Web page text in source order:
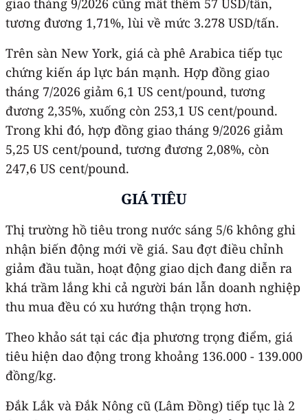
tương đương 1,71%, lùi về mức 3.278 USD/tấn.
Trên sàn New York, giá cà phê Arabica tiếp tục
chứng kiến áp lực bán mạnh. Hợp đồng giao
tháng 7/2026 giảm 6,1 US cent/pound, tương
đương 2,35%, xuống còn 253,1 US cent/pound.
Trong khi đó, hợp đồng giao tháng 9/2026 giảm
5,25 US cent/pound, tương đương 2,08%, còn
247,6 US cent/pound.
GIÁ TIÊU
Thị trường hồ tiêu trong nước sáng 5/6 không ghi
nhận biến động mới về giá. Sau đợt điều chỉnh
giảm đầu tuần, hoạt động giao dịch đang diễn ra
khá trầm lắng khi cả người bán lẫn doanh nghiệp
thu mua đều có xu hướng thận trọng hơn.
Theo khảo sát tại các địa phương trọng điểm, giá
tiêu hiện dao động trong khoảng 136.000 - 139.000
đồng/kg.
Đắk Lắk và Đắk Nông cũ (Lâm Đồng) tiếp tục là 2